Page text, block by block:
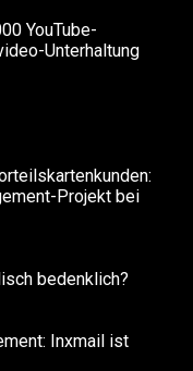
YouTube-
Unterhaltung
Projekt bei
bedenklich?
Inxmail ist